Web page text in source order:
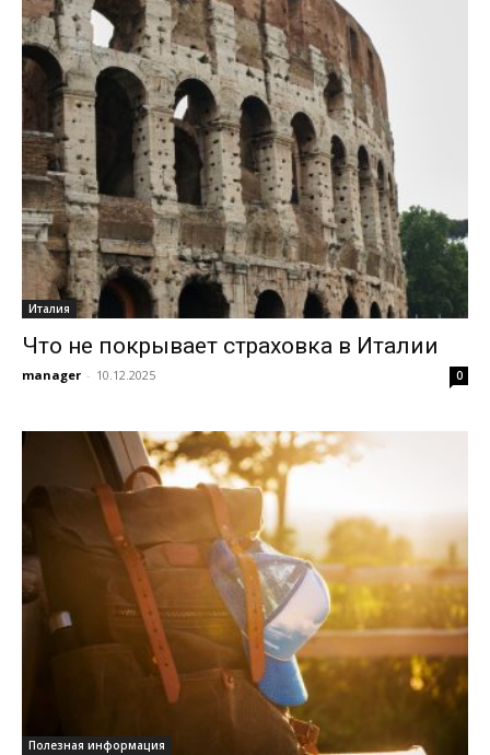
Италия
Что не покрывает страховка в Италии
manager - 10.12.2025 0
Полезная информация